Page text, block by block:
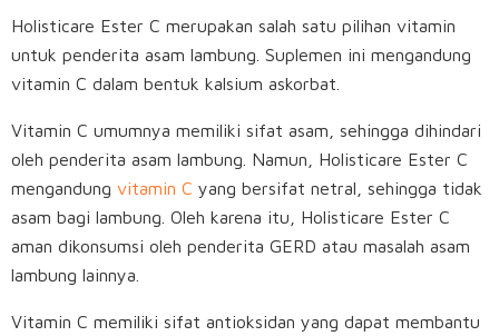
Holisticare Ester C merupakan salah satu pilihan vitamin
untuk penderita asam lambung. Suplemen ini mengandung
vitamin C dalam bentuk kalsium askorbat.
Vitamin C umumnya memiliki sifat asam, sehingga dihindari
oleh penderita asam lambung. Namun, Holisticare Ester C
mengandung vitamin C yang bersifat netral, sehingga tidak
asam bagi lambung. Oleh karena itu, Holisticare Ester C
aman dikonsumsi oleh penderita GERD atau masalah asam
lambung lainnya.
Vitamin C memiliki sifat antioksidan yang dapat membantu